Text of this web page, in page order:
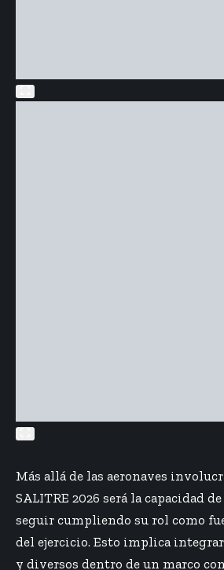
Más allá de las aeronaves
SALITRE 2026 será la capacidad
seguir cumpliendo su rol como
del ejercicio. Esto implica
y diversos dentro de un marco